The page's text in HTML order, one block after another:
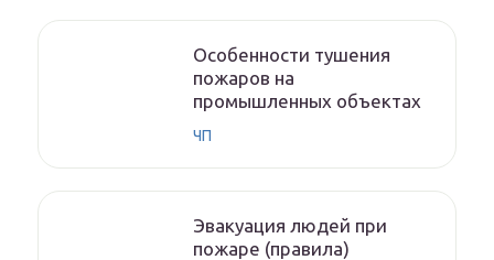
Особенности тушения
пожаров на
промышленных объектах
ЧП
Эвакуация людей при
пожаре (правила)